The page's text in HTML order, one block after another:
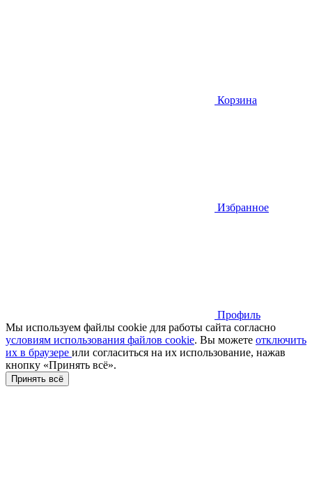
Корзина
Избранное
Профиль
Мы используем файлы cookie для работы сайта согласно
условиям использования файлов cookie. Вы можете отключить
их в браузере или cогласиться на их использование, нажав
кнопку «Принять всё».
Принять всё